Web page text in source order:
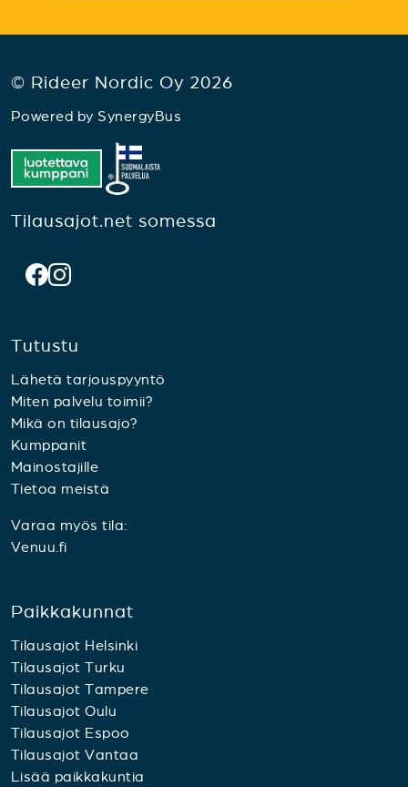
© Rideer Nordic Oy 2026
Powered by SynergyBus
Tilausajot.net somessa
Tutustu
Lähetä tarjouspyyntö
Miten palvelu toimii?
Mikä on tilausajo?
Kumppanit
Mainostajille
Tietoa meistä
Varaa myös tila:
Venuu.fi
Paikkakunnat
Tilausajot Helsinki
Tilausajot Turku
Tilausajot Tampere
Tilausajot Oulu
Tilausajot Espoo
Tilausajot Vantaa
Lisää paikkakuntia